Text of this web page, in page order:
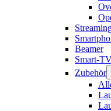
Beamer
Smart-
Zubehör